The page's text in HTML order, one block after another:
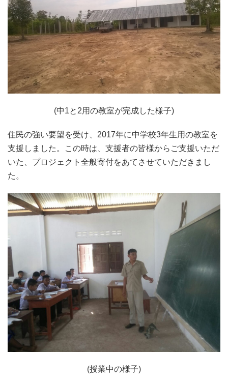
(中1と2用の教室が完成した様子)
住民の強い要望を受け、2017年に中学校3年生用の教室を
支援しました。この時は、支援者の皆様からご支援いただ
いた、プロジェクト全般寄付をあてさせていただきまし
た。
(授業中の様子)